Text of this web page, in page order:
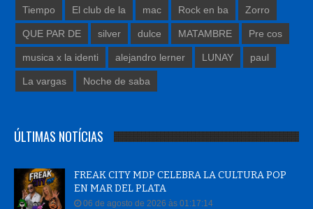
Tiempo El club de la mac Rock en ba Zorro
QUE PAR DE silver dulce MATAMBRE Pre cos
musica x la identi alejandro lerner LUNAY paul
La vargas Noche de saba
ÚLTIMAS NOTÍCIAS
FREAK CITY MDP CELEBRA LA CULTURA POP
EN MAR DEL PLATA
06 de agosto de 2026 às 01:17:14